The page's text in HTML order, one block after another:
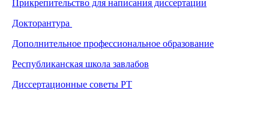
Прикрепительство для написания диссертации
Докторантура
Дополнительное профессиональное образование
Республиканская школа завлабов
Диссертационные советы РТ